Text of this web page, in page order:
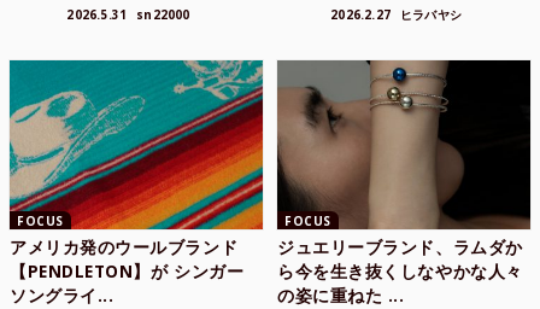
2026.5.31 sn22000 2026.2.27 ヒラバヤシ
FOCUS
アメリカ発のウールブランド
【PENDLETON】が シンガー
ソングライ...
FOCUS
ジュエリーブランド、ラムダか
ら今を生き抜くしなやかな人々
の姿に重ねた ...